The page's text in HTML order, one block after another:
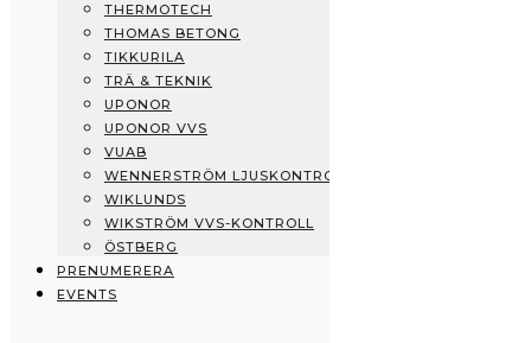
Thermia
Thermotech
Thomas Betong
Tikkurila
Trä & Teknik
Uponor
Uponor VVS
vuab
Wennerström Ljuskontroll
Wiklunds
Wikström VVS-Kontroll
Östberg
Prenumerera
THERMOTECH
THOMAS BETONG
TIKKURILA
TRÄ & TEKNIK
UPONOR
UPONOR VVS
VUAB
WENNERSTRÖM LJUSKONTROLL
WIKLUNDS
WIKSTRÖM VVS-KONTROLL
ÖSTBERG
PRENUMERERA
EVENTS